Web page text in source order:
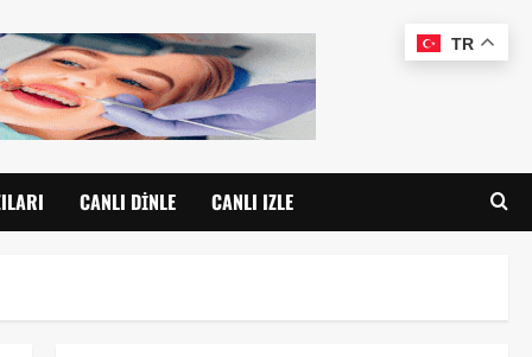
CANLI DINLE CANLI IZLE
TR